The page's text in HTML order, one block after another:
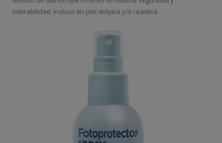
tolerabilidad. Incluso en piel atópica y/o reactiva.